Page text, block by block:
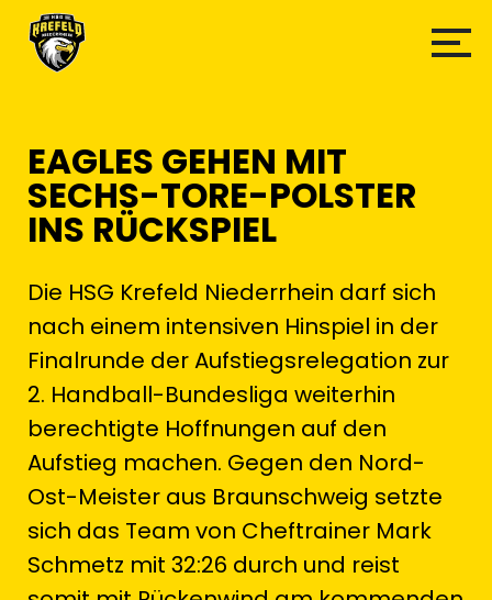
EAGLES GEHEN MIT
SECHS-TORE-POLSTER
INS RÜCKSPIEL
Die HSG Krefeld Niederrhein darf sich
nach einem intensiven Hinspiel in der
Finalrunde der Aufstiegsrelegation zur
2. Handball-Bundesliga weiterhin
berechtigte Hoffnungen auf den
Aufstieg machen. Gegen den Nord-
Ost-Meister aus Braunschweig setzte
sich das Team von Cheftrainer Mark
Schmetz mit 32:26 durch und reist